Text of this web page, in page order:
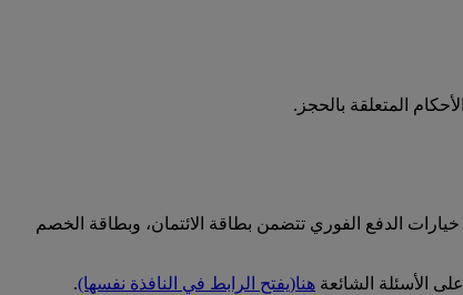
المتعلقة بالحجز.
الدفع الفوري تتضمن بطاقة الائتمان، وبطاقة الخصم
الأسئلة الشائعة هنا(يفتح الرابط في النافذة نفسها).